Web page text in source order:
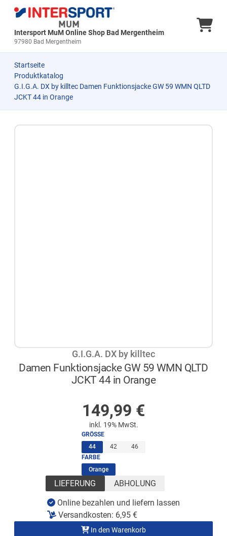
Intersport MuM Online Shop Bad Mergentheim
97980 Bad Mergentheim
Startseite
Produktkatalog
G.I.G.A. DX by killtec Damen Funktionsjacke GW 59 WMN QLTD
JCKT 44 in Orange
G.I.G.A. DX by killtec
Damen Funktionsjacke GW 59 WMN QLTD
JCKT 44 in Orange
149,99 €
inkl. 19% MwSt.
GRÖSSE
44(ausgewählt)
42
46
FARBE
Orange(ausgewählt)
LIEFERUNG ABHOLUNG
Online bezahlen und liefern lassen
Versandkosten: 6,95 €
In den Warenkorb